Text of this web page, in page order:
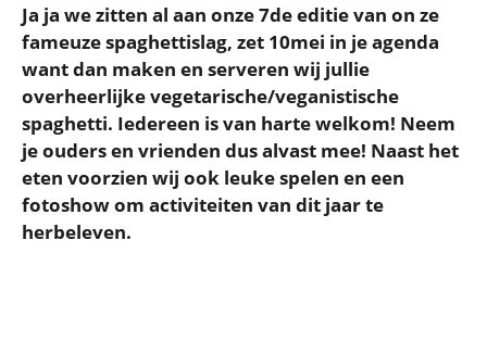
Ja ja we zitten al aan onze 7de editie van on ze
fameuze spaghettislag, zet 10mei in je agenda
want dan maken en serveren wij jullie
overheerlijke vegetarische/veganistische
spaghetti. Iedereen is van harte welkom! Neem
je ouders en vrienden dus alvast mee! Naast het
eten voorzien wij ook leuke spelen en een
fotoshow om activiteiten van dit jaar te
herbeleven.